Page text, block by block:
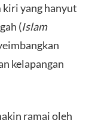
yang hanyut
(Islam
kelapangan
ramai oleh